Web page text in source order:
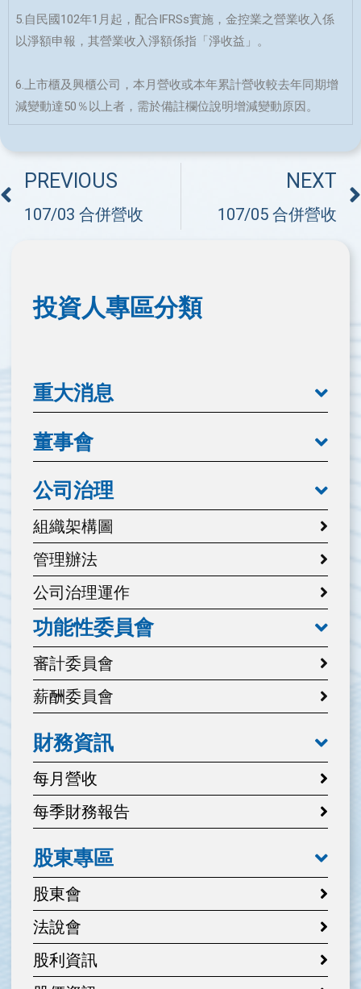
5.自民國102年1月起，配合IFRSs實施，金控業之營業收入係
以淨額申報，其營業收入淨額係指「淨收益」。
6.上市櫃及興櫃公司，本月營收或本年累計營收較去年同期增
減變動達50％以上者，需於備註欄位說明增減變動原因。
PREVIOUS
107/03 合併營收
NEXT
107/05 合併營收
投資人專區分類
重大消息
董事會
公司治理
組織架構圖
管理辦法
公司治理運作
功能性委員會
審計委員會
薪酬委員會
財務資訊
每月營收
每季財務報告
股東專區
股東會
法說會
股利資訊